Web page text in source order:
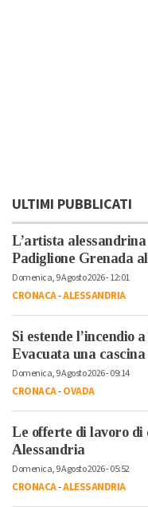
ULTIMI PUBBLICATI
L’artista
Padiglione Grenada
Domenica, 9 Agosto 2026 - 12:01
CRONACA-ALESSANDRIA
Si estende l’incendio
Evacuata una cascina
Domenica, 9 Agosto 2026 - 09:14
CRONACA-OVADA
Le offerte di lavoro di
Alessandria
Domenica, 9 Agosto 2026 - 05:52
CRONACA-ALESSANDRIA